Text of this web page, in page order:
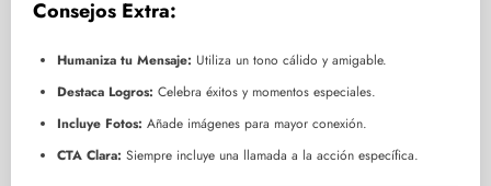
Consejos Extra:
Humaniza tu Mensaje: Utiliza un tono cálido y amigable.
Destaca Logros: Celebra éxitos y momentos especiales.
Incluye Fotos: Añade imágenes para mayor conexión.
CTA Clara: Siempre incluye una llamada a la acción específica.